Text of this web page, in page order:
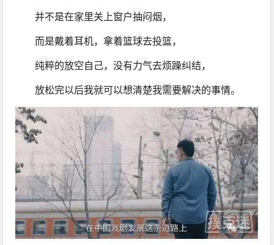
并不是在家里关上窗户抽闷烟，
而是戴着耳机，拿着篮球去投篮，
纯粹的放空自己，没有力气去烦躁纠结，
放松完以后我就可以想清楚我需要解决的事情。